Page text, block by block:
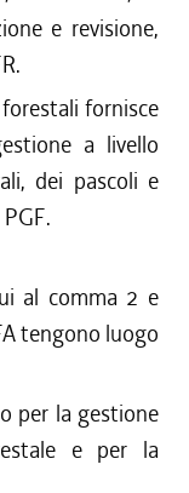
e revisione,
fornisce
a livello
dei pascoli e
al comma 2 e
tengono luogo
per la gestione
e per la